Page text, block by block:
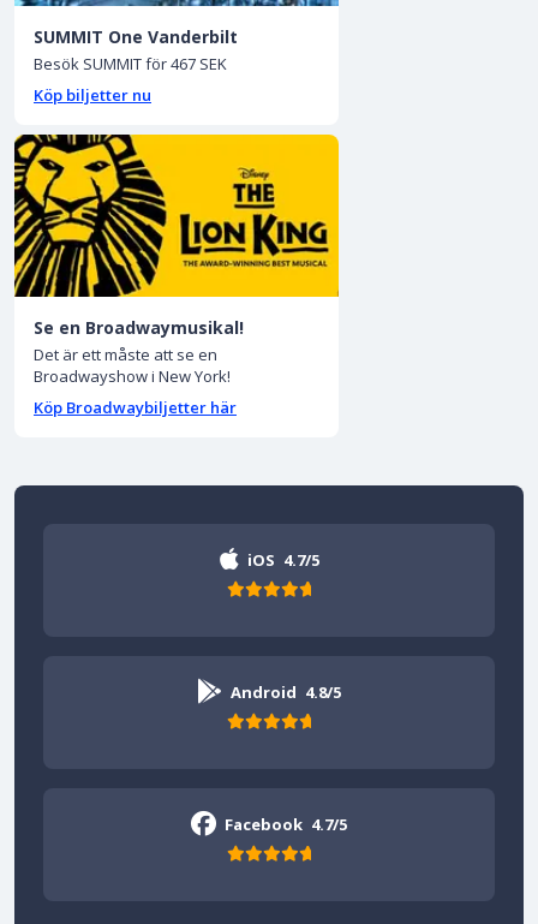
SUMMIT One Vanderbilt
Besök SUMMIT för 467 SEK
Köp biljetter nu
Se en Broadwaymusikal!
Det är ett måste att se en
Broadwayshow i New York!
Köp Broadwaybiljetter här
iOS 4.7/5
Android 4.8/5
Facebook 4.7/5